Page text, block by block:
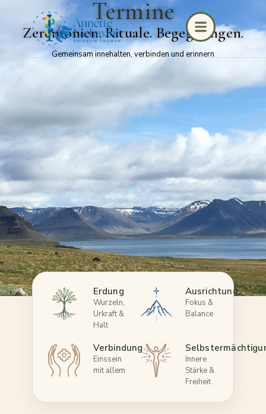
Termine
Zeremonien. Rituale. Begegnungen.
Gemeinsam innehalten, verbinden und erinnern
Erdung
Wurzeln,
Urkraft &
Halt
Ausrichtung
Fokus &
Balance
Verbindung
Einssein
mit allem
Innere
Stärke &
Freiheit